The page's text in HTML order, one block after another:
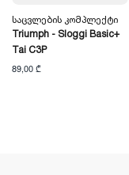
Საცვლების Კომპლექტი
Triumph - Sloggi Basic+
Tai C3P
89,00 ₾